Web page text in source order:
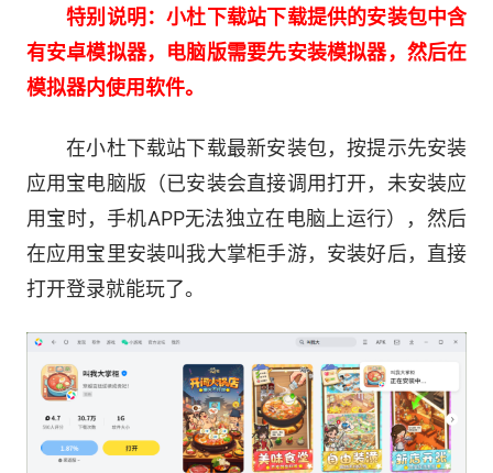
《叫我大掌柜》宫廷升职记新版本爆锤来袭，
这次没有内卷没有焦虑，拒绝一切CPU!上位手册
在手，锤爆阴谋诡计，锤飞奸人恶霸，整顿宫廷步
《叫我大掌柜》将带各位玩家重回宋朝 摇身一
变成为一名掌柜
【经营店铺，体验掌柜乐趣】
汴梁城中掌店铺 水墨卷里行商梦
在宋朝汴梁开一家店
特别说明：小杜下载站下载提供的安装包中含
有安卓模拟器，电脑版需要先安装模拟器，然后在
模拟器内使用软件。
在小杜下载站下载最新安装包，按提示先安装
应用宝电脑版（已安装会直接调用打开，未安装应
用宝时，手机APP无法独立在电脑上运行），然后
在应用宝里安装叫我大掌柜手游，安装好后，直接
打开登录就能玩了。